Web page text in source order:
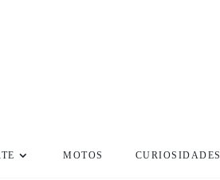
MOTOS CURIOSIDADES